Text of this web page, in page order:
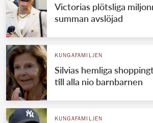
Victorias plötsliga
summan avslöjad
KUNGAFAMILJEN
Silvias hemliga
till alla nio barnbarnen
KUNGAFAMILJEN